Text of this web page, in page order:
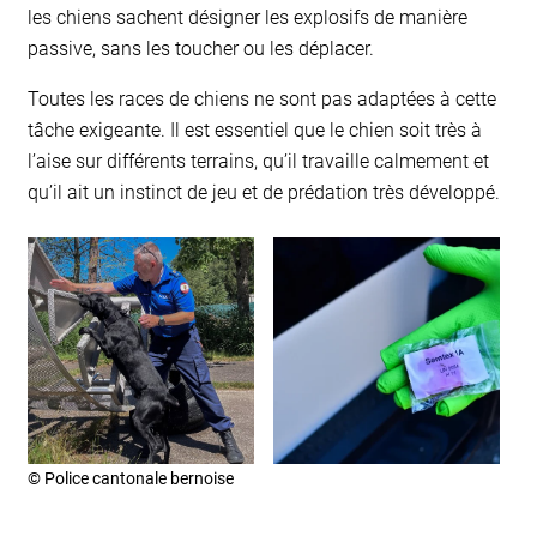
les chiens sachent désigner les explosifs de manière
passive, sans les toucher ou les déplacer.
Toutes les races de chiens ne sont pas adaptées à cette
tâche exigeante. Il est essentiel que le chien soit très à
l’aise sur différents terrains, qu’il travaille calmement et
qu’il ait un instinct de jeu et de prédation très développé.
© Police cantonale bernoise